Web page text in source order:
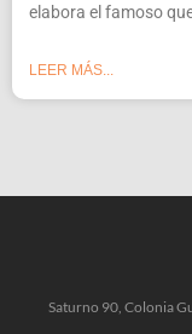
elabora el famoso
LEER MÁS...
Saturno 90, Colonia